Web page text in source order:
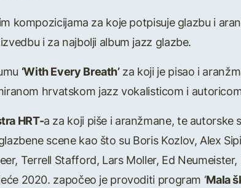
kompozicijama za koje potpisuje glazbu i
i za najbolji album jazz glazbe.
‘With Every Breath’za koji je pisao i
hrvatskom jazz vokalisticom i
HRT-a za koji piše i aranžmane, te autorske
scene kao što su Boris Kozlov, Alex
Terrell Stafford, Lars Moller, Ed
2020. započeo je provoditi program ‘Mala